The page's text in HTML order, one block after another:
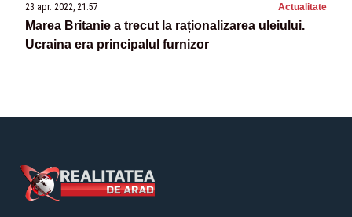
23 apr. 2022, 21:57 Actualitate
Marea Britanie a trecut la raționalizarea uleiului.
Ucraina era principalul furnizor